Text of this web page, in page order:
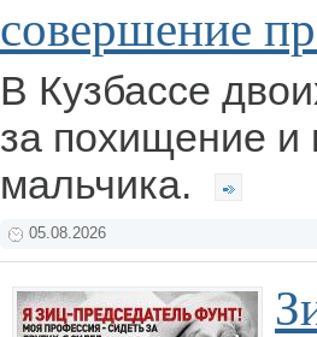
совершение
В Кузбассе
за похищение и
мальчика.
05.08.2026